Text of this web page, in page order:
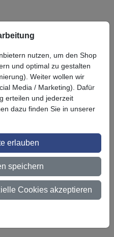
Solutions
(innerhalb
nutzen, um den Shop
und optimal zu gestalten
Weiter wollen wir
Media / Marketing). Dafür
erteilen und jederzeit
dazu finden Sie in unserer
erlauben
speichern
Cookies akzeptieren